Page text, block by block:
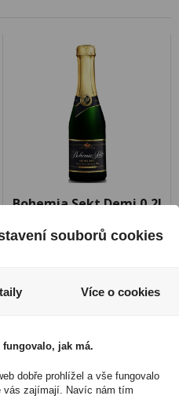
Bohemia Sekt Demi 0,2l
49 Kč
více než 500 ks
souborů cookies
Více o cookies
fungovalo, jak má.
dobře prohlížel a vše fungovalo
vás zajímají. Navíc nám tím